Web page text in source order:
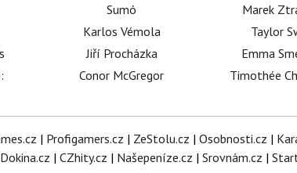
Sumó
Karlos Vémola
Jiří Procházka
Conor McGregor
Marek
Taylor
Emma
Timothée
| Profigamers.cz | ZeStolu.cz | Osobnosti.cz |
Dokina.cz | CZhity.cz | Našepeníze.cz | Srovnám.cz |